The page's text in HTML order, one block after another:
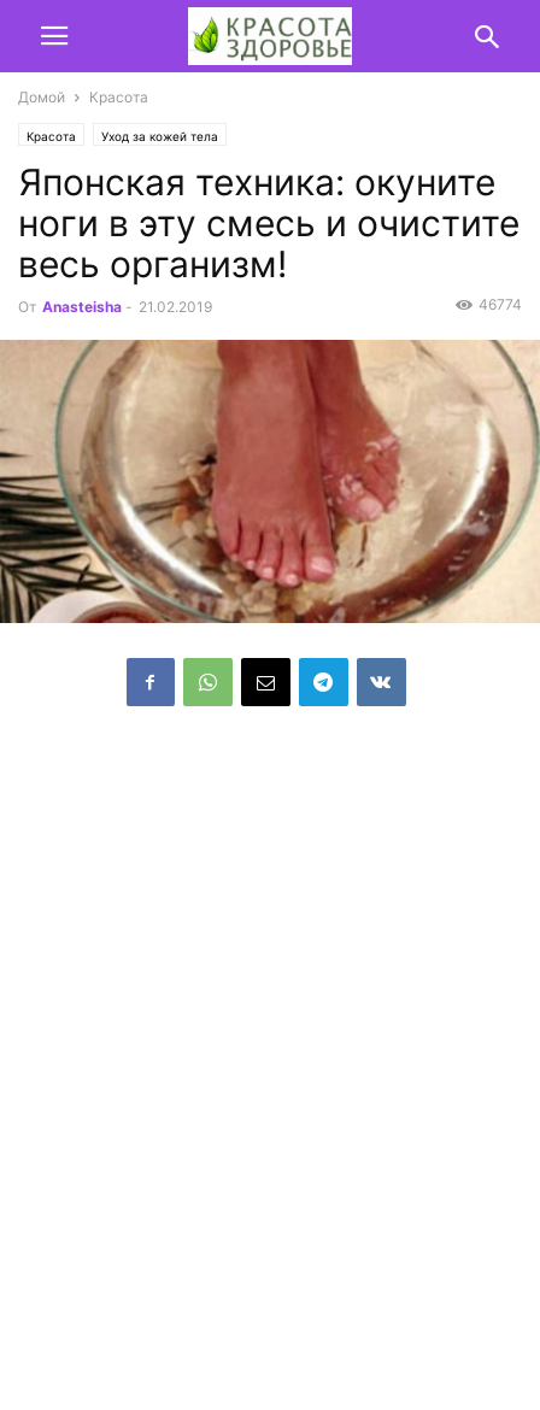
Домой Красота
Красота Уход за кожей тела
Японская техника: окуните
ноги в эту смесь и очистите
весь организм!
От Anasteisha - 21.02.2019 46774